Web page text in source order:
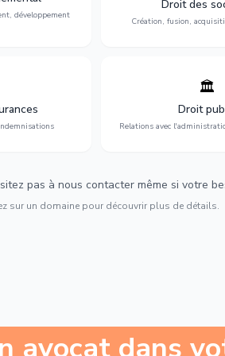
développement
durable.
Droit des
Création, fusion,
: contrats
indemnisations
🏛️
Droit
Relations avec
Gestion de vos
l'administration :
urbanisme et
pas à nous contacter même si votre
sur un domaine pour découvrir plus de détails.